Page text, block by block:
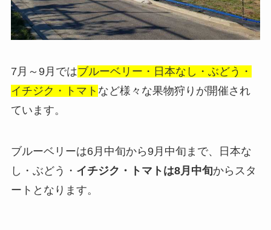
7月～9月ではブルーベリー・日本なし・ぶどう・
イチジク・トマト など様々な果物狩りが開催され
ています。
ブルーベリーは6月中旬から9月中旬まで、日本な
し・ぶどう・ イチジク・トマトは8月中旬からスタ
ートとなります。